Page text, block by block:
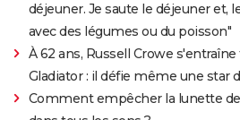
déjeuner. Je saute le déjeuner et,
avec des légumes ou du poisson"
À 62 ans, Russell Crowe
Gladiator : il défie même une star
Comment empêcher la lunette